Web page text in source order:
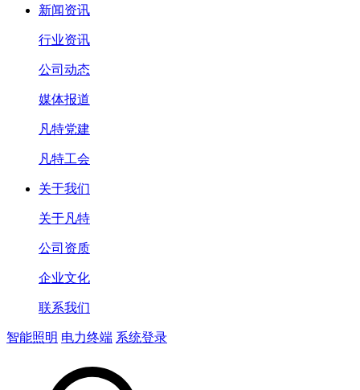
新闻资讯
行业资讯
公司动态
媒体报道
凡特党建
凡特工会
关于我们
关于凡特
公司资质
企业文化
联系我们
智能照明 电力终端 系统登录